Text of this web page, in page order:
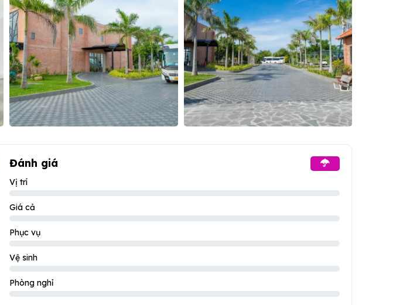
Đánh giá
Vị trí
Giá cả
Phục vụ
Vệ sinh
Phòng nghỉ